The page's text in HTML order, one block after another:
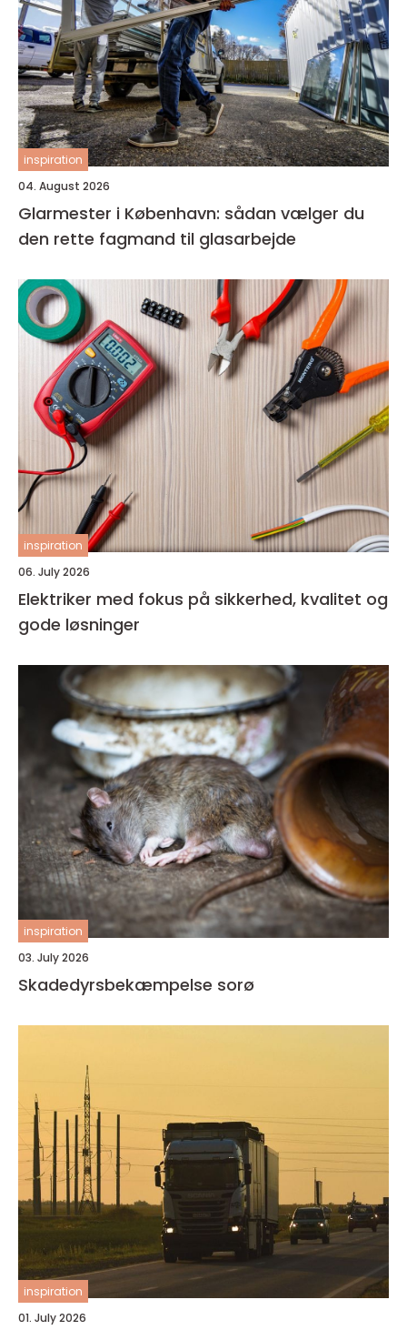
inspiration
04. August 2026
Glarmester i København: sådan vælger du
den rette fagmand til glasarbejde
inspiration
06. July 2026
Elektriker med fokus på sikkerhed, kvalitet og
gode løsninger
inspiration
03. July 2026
Skadedyrsbekæmpelse sorø
inspiration
01. July 2026